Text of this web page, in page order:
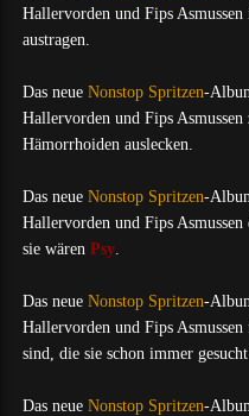
Hallervorden und Fips
austragen.
Das neue Nonstop Spritzen-
Hallervorden und Fips
Hämorrhoiden auslecken.
Das neue Nonstop Spritzen-
Hallervorden und Fips Asmussen
sie wären Psy.
Das neue Nonstop Spritzen-
Hallervorden und Fips
sind, die sie schon immer
Das neue Nonstop Spritzen-